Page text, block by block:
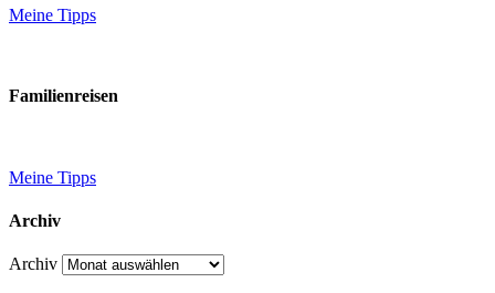
Meine Tipps
Familienreisen
Meine Tipps
Archiv
Archiv